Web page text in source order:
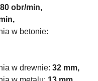
obr/min,
w betonie:
w drewnie: 32 mm,